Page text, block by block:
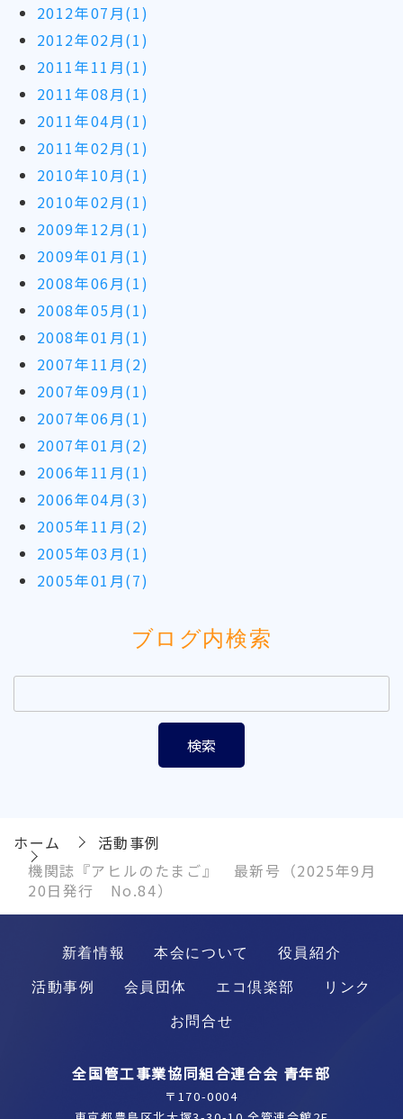
2012年07月(1)
2012年02月(1)
2011年11月(1)
2011年08月(1)
2011年04月(1)
2011年02月(1)
2010年10月(1)
2010年02月(1)
2009年12月(1)
2009年01月(1)
2008年06月(1)
2008年05月(1)
2008年01月(1)
2007年11月(2)
2007年09月(1)
2007年06月(1)
2007年01月(2)
2006年11月(1)
2006年04月(3)
2005年11月(2)
2005年03月(1)
2005年01月(7)
ブログ内検索
ホーム
活動事例
機関誌『アヒルのたまご』 最新号（2025年9月
20日発行 No.84）
新着情報 本会について
役員紹介
活動事例
会員団体 エコ倶楽部
リンク
お問合せ
全国管工事業協同組合連合会 青年部
〒170-0004